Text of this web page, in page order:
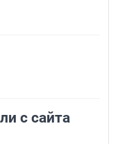
с сайта